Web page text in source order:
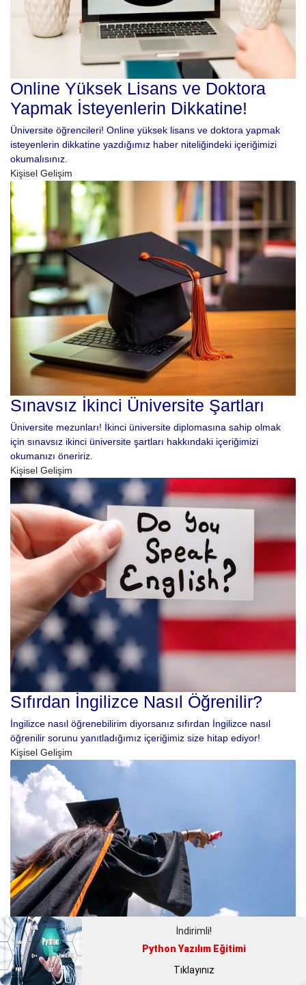
Online Yüksek Lisans ve Doktora
Yapmak İsteyenlerin Dikkatine!
Üniversite öğrencileri! Online yüksek lisans ve doktora yapmak
isteyenlerin dikkatine yazdığımız haber niteliğindeki içeriğimizi
okumalısınız.
Kişisel Gelişim
Sınavsız İkinci Üniversite Şartları
Üniversite mezunları! İkinci üniversite diplomasına sahip olmak
için sınavsız ikinci üniversite şartları hakkındaki içeriğimizi
okumanızı öneririz.
Kişisel Gelişim
Sıfırdan İngilizce Nasıl Öğrenilir?
İngilizce nasıl öğrenebilirim diyorsanız sıfırdan İngilizce nasıl
öğrenilir sorunu yanıtladığımız içeriğimiz size hitap ediyor!
Kişisel Gelişim
İndirimli!
Python Yazılım Eğitimi
Tıklayınız